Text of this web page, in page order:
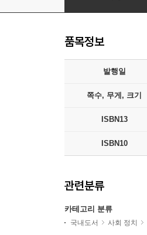
품목정보
발행일
쪽수, 무게, 크기
ISBN13
ISBN10
관련분류
카테고리 분류
국내도서 사회 정치